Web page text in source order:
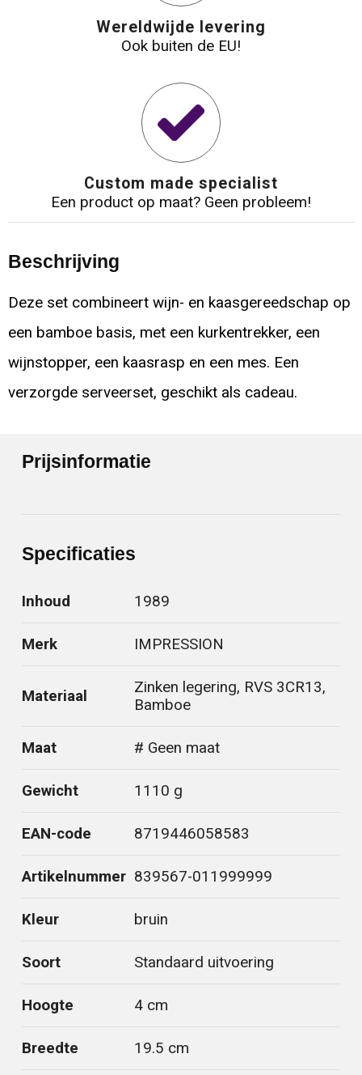
Wereldwijde levering
Ook buiten de EU!
Custom made specialist
Een product op maat? Geen probleem!
Beschrijving
Deze set combineert wijn- en kaasgereedschap op
een bamboe basis, met een kurkentrekker, een
wijnstopper, een kaasrasp en een mes. Een
verzorgde serveerset, geschikt als cadeau.
Prijsinformatie
Specificaties
Inhoud 1989
Merk IMPRESSION
Materiaal
Zinken legering, RVS 3CR13,
Bamboe
Maat # Geen maat
Gewicht 1110 g
EAN-code 8719446058583
Artikelnummer 839567-011999999
Kleur bruin
Soort Standaard uitvoering
Hoogte 4 cm
Breedte 19.5 cm